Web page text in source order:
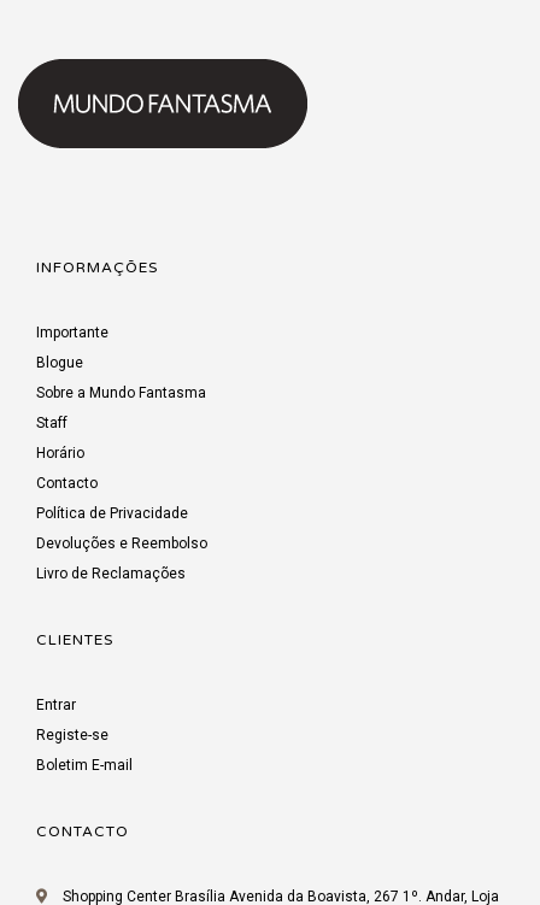
INFORMAÇÕES
Importante
Blogue
Sobre a Mundo Fantasma
Staff
Horário
Contacto
Política de Privacidade
Devoluções e Reembolso
Livro de Reclamações
CLIENTES
Entrar
Registe-se
Boletim E-mail
CONTACTO
Shopping Center Brasília Avenida da Boavista, 267 1º. Andar, Loja